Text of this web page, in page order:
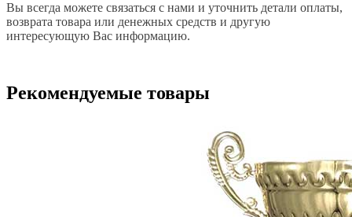
Вы всегда можете связаться с нами и уточнить детали оплаты,
возврата товара или денежных средств и другую
интересующую Вас информацию.
Рекомендуемые товары